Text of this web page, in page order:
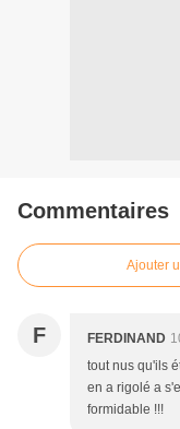
Commentaires
Ajouter
F FERDINAND
tout nus qu'ils
en a rigolé a
formidable !!!